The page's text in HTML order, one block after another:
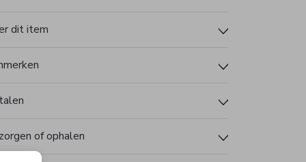
dit item
of ophalen